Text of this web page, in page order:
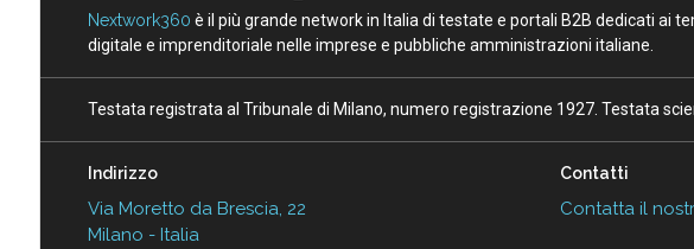
Nextwork360 è il più grande network in Italia di testate e portali B2B dedicati ai
digitale e imprenditoriale nelle imprese e pubbliche amministrazioni italiane.
Testata registrata al Tribunale di Milano, numero registrazione 1927. Testata
Indirizzo
Via Moretto da Brescia, 22
Milano - Italia
Contatti
Contatta il